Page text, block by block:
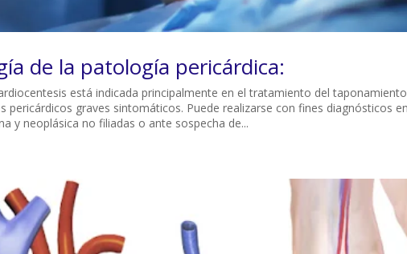
de la patología pericárdica:
está indicada principalmente en el tratamiento del
pericárdicos graves sintomáticos. Puede realizarse con fines diagnósticos
y neoplásica no filiadas o ante sospecha de...